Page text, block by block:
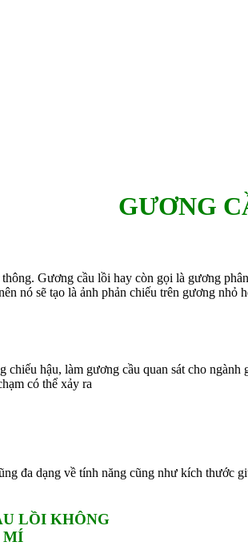
GƯƠNG
Gương cầu lồi hay còn gọi là gương
nó sẽ tạo là ảnh phản chiếu trên gương
hậu, làm gương cầu quan sát cho
có thể xảy ra
đa dạng về tính năng cũng như kích thước
LỒI KHÔNG
MÍ